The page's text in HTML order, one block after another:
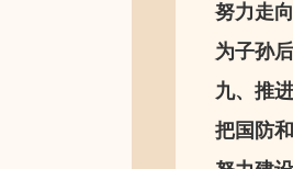
努力走
为子孙
九、推
把国防